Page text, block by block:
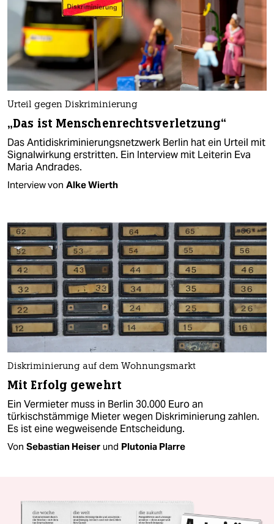
Urteil gegen Diskriminierung
„Das ist Menschenrechtsverletzung“
Das Antidiskriminierungsnetzwerk Berlin hat ein Urteil mit
Signalwirkung erstritten. Ein Interview mit Leiterin Eva
Maria Andrades.
Interview von Alke Wierth
Diskriminierung auf dem Wohnungsmarkt
Mit Erfolg gewehrt
Ein Vermieter muss in Berlin 30.000 Euro an
türkischstämmige Mieter wegen Diskriminierung zahlen.
Es ist eine wegweisende Entscheidung.
Von Sebastian Heiser und Plutonia Plarre